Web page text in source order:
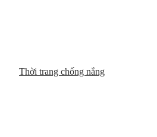
Thời trang chống nắng